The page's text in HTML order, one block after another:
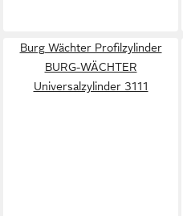
Burg Wächter Profilzylinder
BURG-WÄCHTER
Universalzylinder 3111